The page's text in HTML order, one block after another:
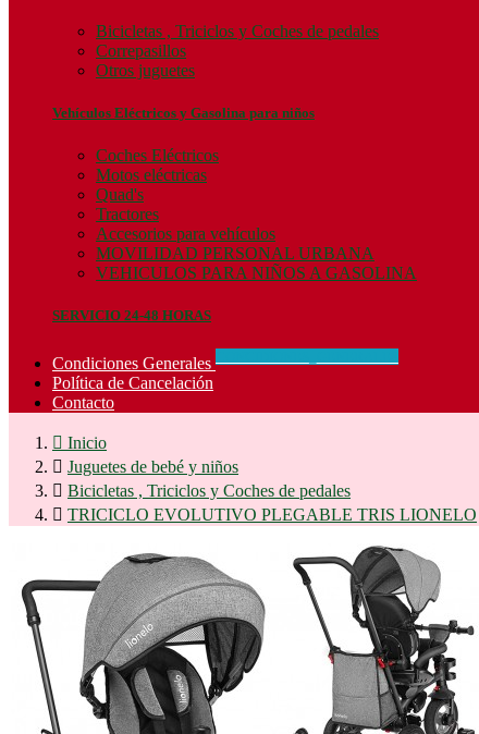
Bicicletas , Triciclos y Coches de pedales
Correpasillos
Otros juguetes
Vehículos Eléctricos y Gasolina para niños
Coches Eléctricos
Motos eléctricas
Quad's
Tractores
Accesorios para vehículos
MOVILIDAD PERSONAL URBANA
VEHICULOS PARA NIÑOS A GASOLINA
SERVICIO 24-48 HORAS
Condiciones Generales
Política de Cancelación
Contacto
 Inicio
 Juguetes de bebé y niños
 Bicicletas , Triciclos y Coches de pedales
 TRICICLO EVOLUTIVO PLEGABLE TRIS LIONELO